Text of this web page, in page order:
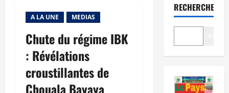
A LA UNE MEDIAS
Chute du régime IBK
: Révélations
croustillantes de
Chouala Bayaya
RECHERCHER